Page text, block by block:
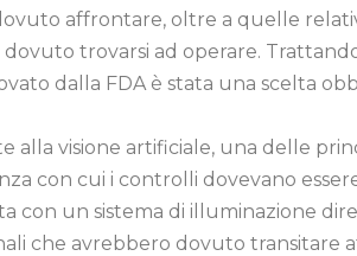
affrontare, oltre a quelle
trovarsi ad operare.
dalla FDA è stata una scelta
visione artificiale, una delle
con cui i controlli dovevano
con un sistema di illuminazione
che avrebbero dovuto transitare